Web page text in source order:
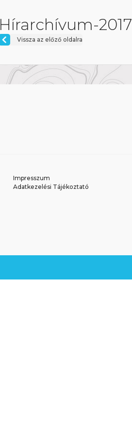
Hírarchívum-2017
Vissza az előző oldalra
Impresszum
Adatkezelési Tájékoztató